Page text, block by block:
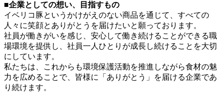
■企業としての想い、目指すもの
イベリコ豚というかけがえのない商品を通じて、すべての
人々に笑顔とありがとうを届けたいと願っております。
社員が働きがいを感じ、安心して働き続けることができる職
場環境を提供し、社員一人ひとりが成長し続けることを大切
にしています。
私たちは、これからも環境保護活動を推進しながら食材の魅
力を広めることで、皆様に「ありがとう」を届ける企業であ
り続けます。